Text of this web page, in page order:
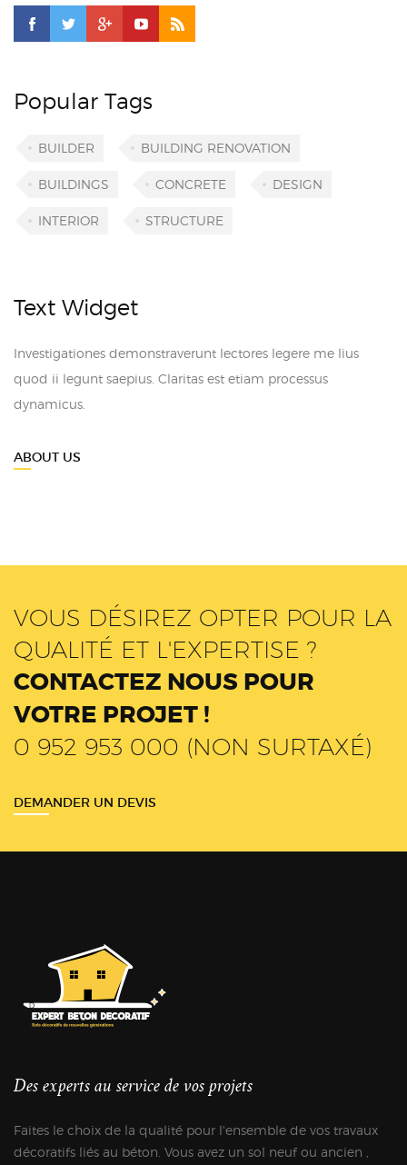
Popular Tags
BUILDER BUILDING RENOVATION
BUILDINGS CONCRETE DESIGN
INTERIOR STRUCTURE
Text Widget
Investigationes demonstraverunt lectores legere me lius
quod ii legunt saepius. Claritas est etiam processus
dynamicus.
ABOUT US
VOUS DÉSIREZ OPTER POUR LA
QUALITÉ ET L'EXPERTISE ?
CONTACTEZ NOUS POUR
VOTRE PROJET !
0 952 953 000 (NON SURTAXÉ)
DEMANDER UN DEVIS
Des experts au service de vos projets
Faites le choix de la qualité pour l'ensemble de vos travaux
décoratifs liés au béton. Vous avez un sol neuf ou ancien ,